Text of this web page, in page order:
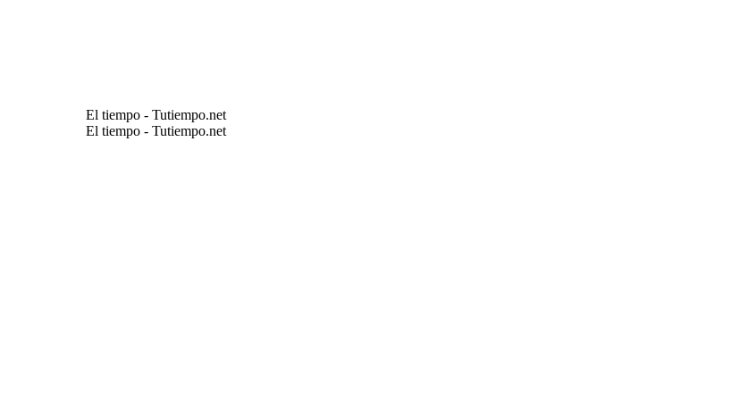
El tiempo - Tutiempo.net
El tiempo - Tutiempo.net